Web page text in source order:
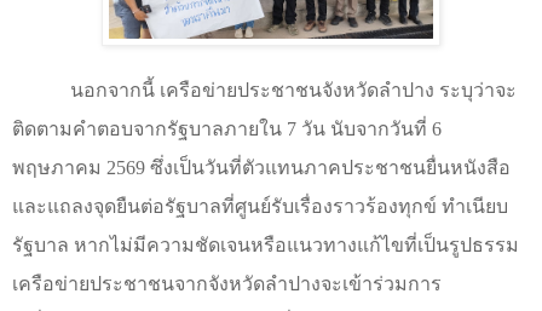
นอกจากนี้ เครือข่ายประชาชนจังหวัดลำปาง ระบุว่าจะ
ติดตามคำตอบจากรัฐบาลภายใน 7 วัน นับจากวันที่ 6
พฤษภาคม 2569 ซึ่งเป็นวันที่ตัวแทนภาคประชาชนยื่นหนังสือ
และแถลงจุดยืนต่อรัฐบาลที่ศูนย์รับเรื่องราวร้องทุกข์ ทำเนียบ
รัฐบาล หากไม่มีความชัดเจนหรือแนวทางแก้ไขที่เป็นรูปธรรม
เครือข่ายประชาชนจากจังหวัดลำปางจะเข้าร่วมการ